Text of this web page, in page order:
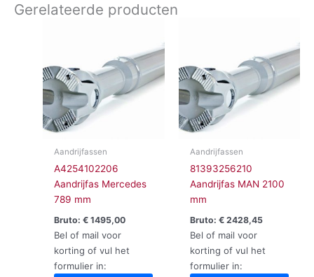
Gerelateerde producten
Aandrijfassen
A4254102206
Aandrijfas Mercedes
789 mm
Bruto:€ 1495,00
Bel of mail voor
korting of vul het
formulier in:
Aandrijfassen
81393256210
Aandrijfas MAN 2100
mm
Bruto: €2428,45
Bel of mail voor
korting of vul het
formulier in: